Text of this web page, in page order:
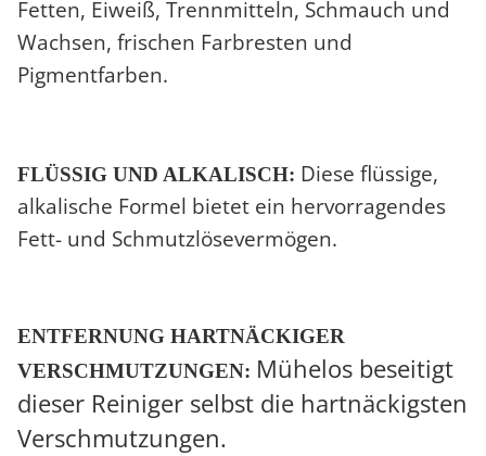
Fetten, Eiweiß, Trennmitteln, Schmauch und
Wachsen, frischen Farbresten und
Pigmentfarben.
FLÜSSIG UND ALKALISCH: Diese flüssige,
alkalische Formel bietet ein hervorragendes
Fett- und Schmutzlösevermögen.
ENTFERNUNG HARTNÄCKIGER
VERSCHMUTZUNGEN: Mühelos beseitigt
dieser Reiniger selbst die hartnäckigsten
Verschmutzungen.